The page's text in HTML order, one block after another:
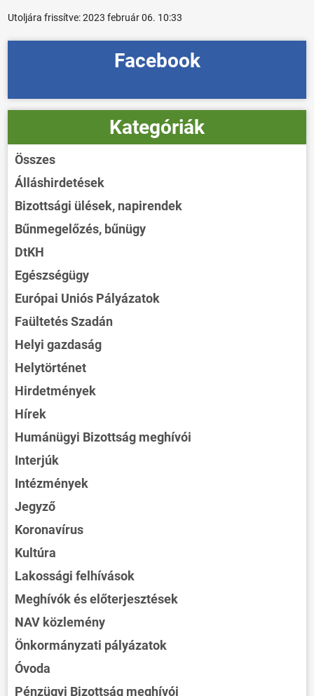
Utoljára frissítve:2023 február 06. 10:33
Facebook
Kategóriák
Összes
Álláshirdetések
Bizottsági ülések, napirendek
Bűnmegelőzés, bűnügy
DtKH
Egészségügy
Európai Uniós Pályázatok
Faültetés Szadán
Helyi gazdaság
Helytörténet
Hirdetmények
Hírek
Humánügyi Bizottság meghívói
Interjúk
Intézmények
Jegyző
Koronavírus
Kultúra
Lakossági felhívások
Meghívók és előterjesztések
NAV közlemény
Önkormányzati pályázatok
Óvoda
Pénzügyi Bizottság meghívói